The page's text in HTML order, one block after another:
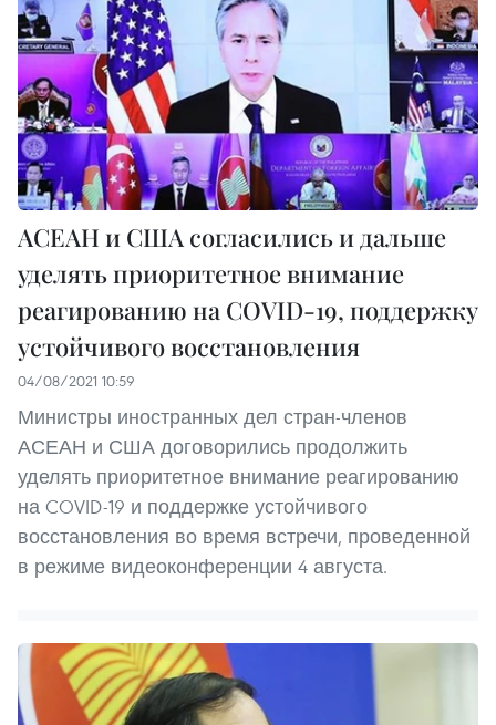
АСЕАН и США согласились и дальше
уделять приоритетное внимание
реагированию на COVID-19, поддержку
устойчивого восстановления
04/08/2021 10:59
Министры иностранных дел стран-членов
АСЕАН и США договорились продолжить
уделять приоритетное внимание реагированию
на COVID-19 и поддержке устойчивого
восстановления во время встречи, проведенной
в режиме видеоконференции 4 августа.